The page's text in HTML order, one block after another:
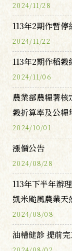
2024/11/28
113年2期作暫停
2024/11/22
113年2期作稻穀
2024/11/06
農業部農糧署核
穀折算率及公糧
2024/10/01
漲價公告
2024/08/28
113年下半年辦
凱米颱風農業天
2024/08/08
油槽健診 提前